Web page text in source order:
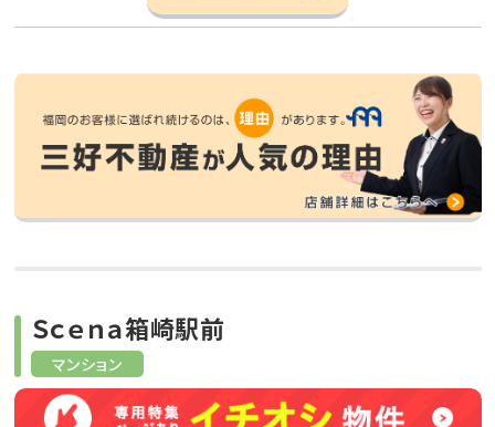
マンション
Ｓｃｅｎａ箱崎駅前